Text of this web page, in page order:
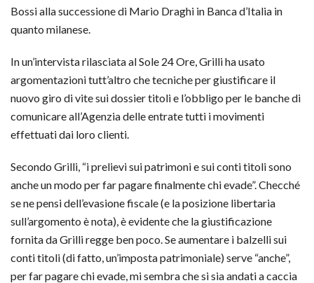
Bossi alla successione di Mario Draghi in Banca d’Italia in
quanto milanese.
In un’intervista rilasciata al Sole 24 Ore, Grilli ha usato
argomentazioni tutt’altro che tecniche per giustificare il
nuovo giro di vite sui dossier titoli e l’obbligo per le banche di
comunicare all’Agenzia delle entrate tutti i movimenti
effettuati dai loro clienti.
Secondo Grilli, “i prelievi sui patrimoni e sui conti titoli sono
anche un modo per far pagare finalmente chi evade”. Checché
se ne pensi dell’evasione fiscale (e la posizione libertaria
sull’argomento è nota), è evidente che la giustificazione
fornita da Grilli regge ben poco. Se aumentare i balzelli sui
conti titoli (di fatto, un’imposta patrimoniale) serve “anche”,
per far pagare chi evade, mi sembra che si sia andati a caccia